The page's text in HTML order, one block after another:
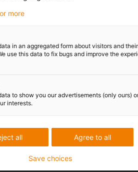
more
in an aggregated form about visitors and
use this data to fix bugs and improve the
to show you our advertisements (only ours)
interests.
Agree to all
all
Save choices